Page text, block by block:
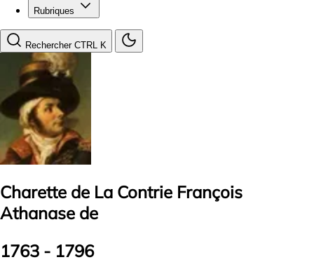
Rubriques
Rechercher CTRL K
Charette de La Contrie François
Athanase de
1763 - 1796